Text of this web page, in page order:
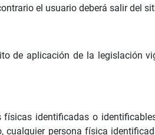
el usuario deberá salir del
de aplicación de la legislación
identificadas o
persona física